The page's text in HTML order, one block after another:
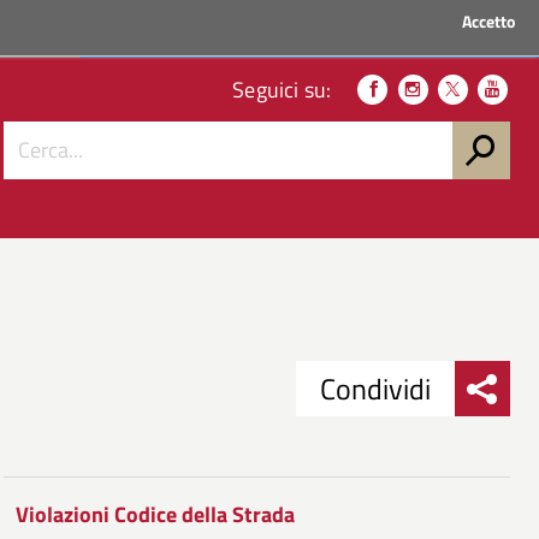
Accetto
Seguici su:
Condividi
Violazioni Codice della Strada